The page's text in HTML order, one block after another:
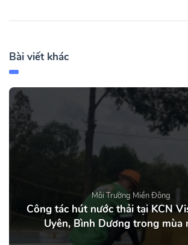
Bài viết khác
Môi Trường Miền Đông
Công tác hút nước thải tại KCN
Uyên, Bình Dương trong mùa